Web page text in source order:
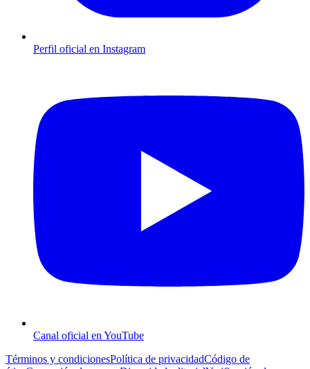
Perfil oficial en Instagram
Canal oficial en YouTube
Términos y condicionesPolítica de privacidadCódigo de